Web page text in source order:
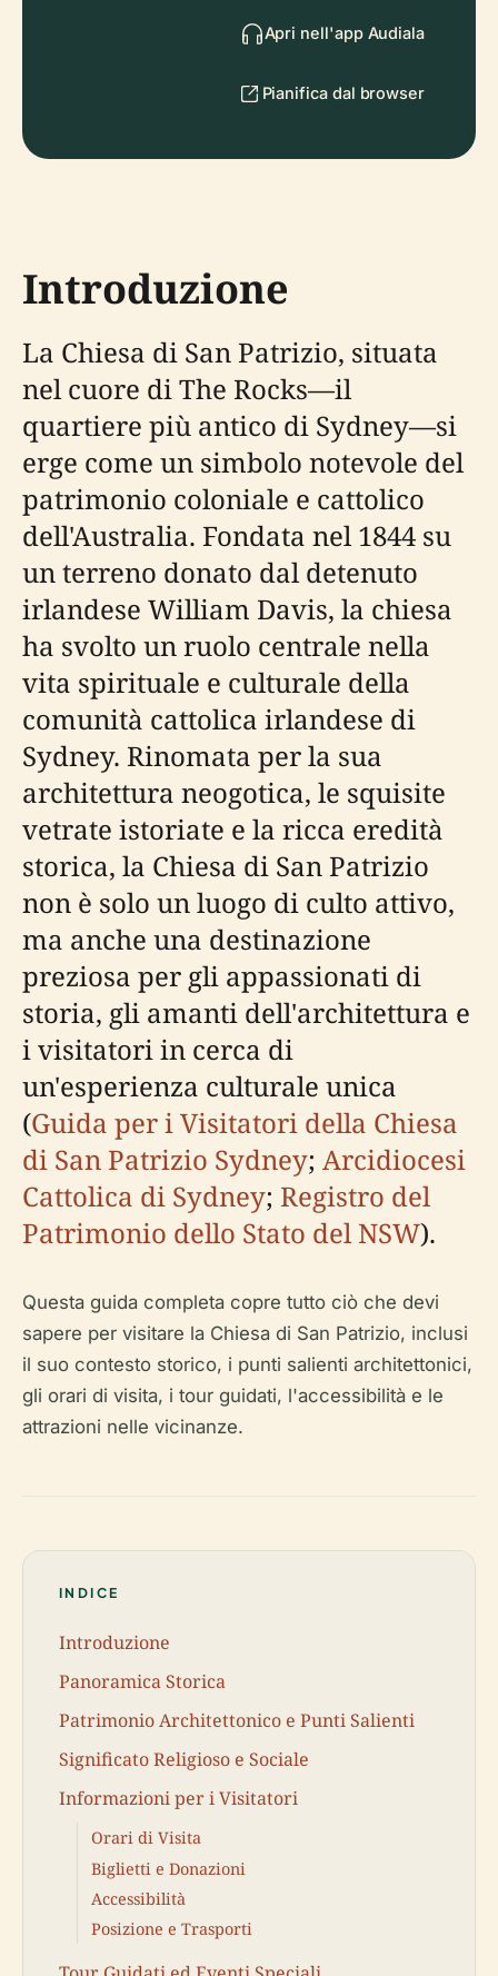
Apri nell'app Audiala
Pianifica dal browser
Introduzione
La Chiesa di San Patrizio, situata
nel cuore di The Rocks—il
quartiere più antico di Sydney—si
erge come un simbolo notevole del
patrimonio coloniale e cattolico
dell'Australia. Fondata nel 1844 su
un terreno donato dal detenuto
irlandese William Davis, la chiesa
ha svolto un ruolo centrale nella
vita spirituale e culturale della
comunità cattolica irlandese di
Sydney. Rinomata per la sua
architettura neogotica, le squisite
vetrate istoriate e la ricca eredità
storica, la Chiesa di San Patrizio
non è solo un luogo di culto attivo,
ma anche una destinazione
preziosa per gli appassionati di
storia, gli amanti dell'architettura e
i visitatori in cerca di
un'esperienza culturale unica
(Guida per i Visitatori della Chiesa
di San Patrizio Sydney; Arcidiocesi
Cattolica di Sydney; Registro del
Patrimonio dello Stato del NSW).
Questa guida completa copre tutto ciò che devi
sapere per visitare la Chiesa di San Patrizio, inclusi
il suo contesto storico, i punti salienti architettonici,
gli orari di visita, i tour guidati, l'accessibilità e le
attrazioni nelle vicinanze.
INDICE
Introduzione
Panoramica Storica
Patrimonio Architettonico e Punti Salienti
Significato Religioso e Sociale
Informazioni per i Visitatori
Orari di Visita
Biglietti e Donazioni
Accessibilità
Posizione e Trasporti